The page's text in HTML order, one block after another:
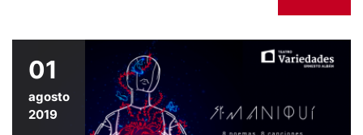
01
agosto
2019